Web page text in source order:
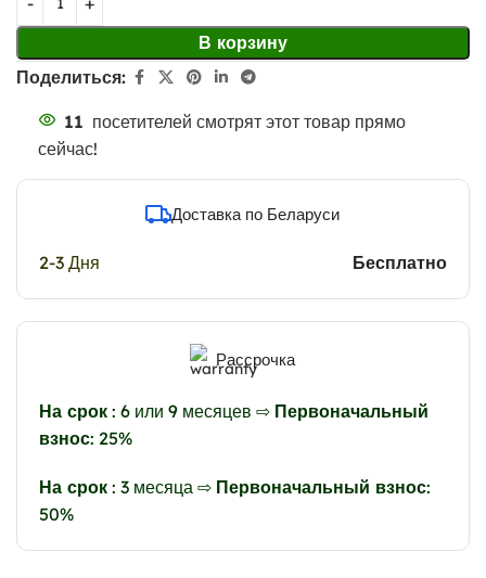
В корзину
Поделиться:
11 посетителей смотрят этот товар прямо
сейчас!
Доставка по Беларуси
2-3 Дня Бесплатно
Рассрочка
На срок : 6 или 9 месяцев ⇨ Первоначальный
взнос: 25%
На срок : 3 месяца ⇨ Первоначальный взнос:
50%